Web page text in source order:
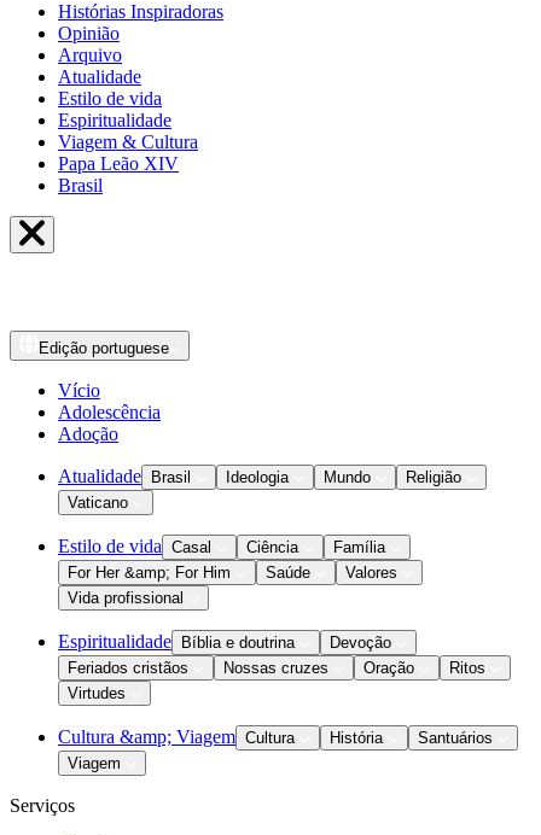
Histórias Inspiradoras
Opinião
Arquivo
Atualidade
Estilo de vida
Espiritualidade
Viagem & Cultura
Papa Leão XIV
Brasil
Edição portuguese
Vício
Adolescência
Adoção
Atualidade Brasil Ideologia Mundo
Religião
Vaticano
Estilo de vida Casal Ciência
Família
For Her &amp; For Him
Saúde
Valores
Vida profissional
Espiritualidade Bíblia e doutrina
Devoção
Feriados cristãos
Nossas cruzes Oração
Ritos
Virtudes
Cultura &amp; Viagem Cultura História
Santuários
Viagem
Serviços